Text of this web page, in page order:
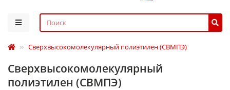
Сверхвысокомолекулярный полиэтилен (СВМПЭ)
Сверхвысокомолекулярный
полиэтилен (СВМПЭ)